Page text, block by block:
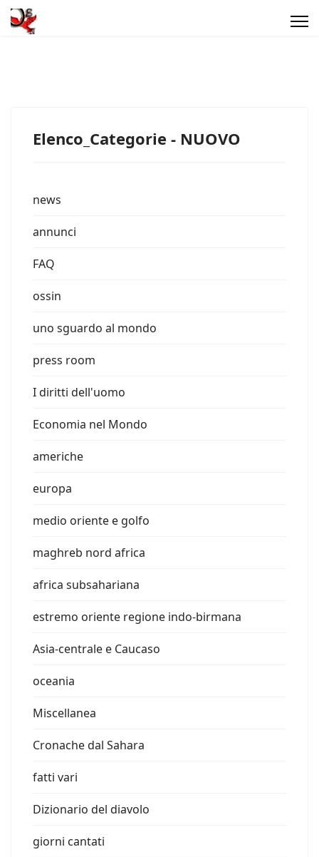
Elenco_Categorie - NUOVO
news
annunci
FAQ
ossin
uno sguardo al mondo
press room
I diritti dell'uomo
Economia nel Mondo
americhe
europa
medio oriente e golfo
maghreb nord africa
africa subsahariana
estremo oriente regione indo-birmana
Asia-centrale e Caucaso
oceania
Miscellanea
Cronache dal Sahara
fatti vari
Dizionario del diavolo
giorni cantati